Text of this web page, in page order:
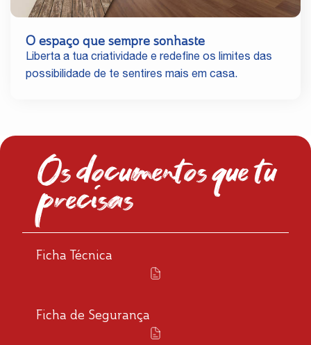
O espaço que sempre sonhaste
Liberta a tua criatividade e redefine os limites das
possibilidade de te sentires mais em casa.
Os documentos que tu
precisas
Ficha Técnica
Ficha de Segurança